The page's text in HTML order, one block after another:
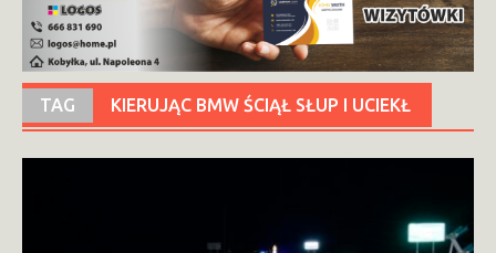
TAG KIERUJĄC BMW ŚCIĄŁ SŁUP I UCIEKŁ